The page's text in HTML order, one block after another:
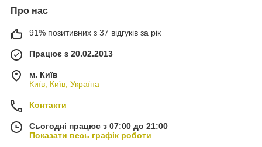
Про нас
91% позитивних з 37 відгуків за рік
Працює з 20.02.2013
м. Київ
Київ, Київ, Україна
Контакти
Сьогодні працює з 07:00 до 21:00
Показати весь графік роботи